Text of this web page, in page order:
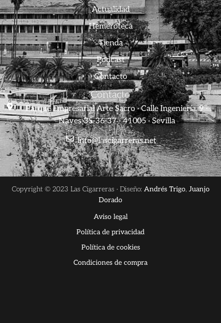
Actualidad
Hemeroteca
Tienda
Podcast
Contacto
Contacto
Parque Empresarial Arte Sacro · Calle Ingeniería, 9 ·
Naves 35-36-37 · 41005 · Sevilla
info@lascigarreras.net
Copyright © 2023 Las Cigarreras · Diseño: Andrés Trigo, Juanjo
Dorado
Aviso legal
Política de privacidad
Política de cookies
Condiciones de compra